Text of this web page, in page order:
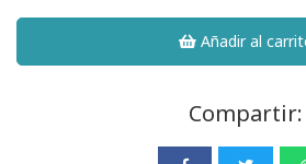
Añadir al
Compartir: